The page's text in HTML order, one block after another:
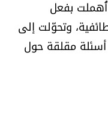
بفعل
وتحوّلت إلى
مقلقة حول